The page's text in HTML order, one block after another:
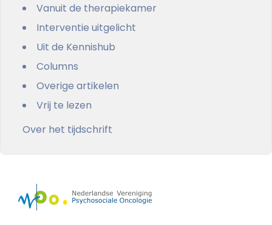
Vanuit de therapiekamer
Interventie uitgelicht
Uit de Kennishub
Columns
Overige artikelen
Vrij te lezen
Over het tijdschrift